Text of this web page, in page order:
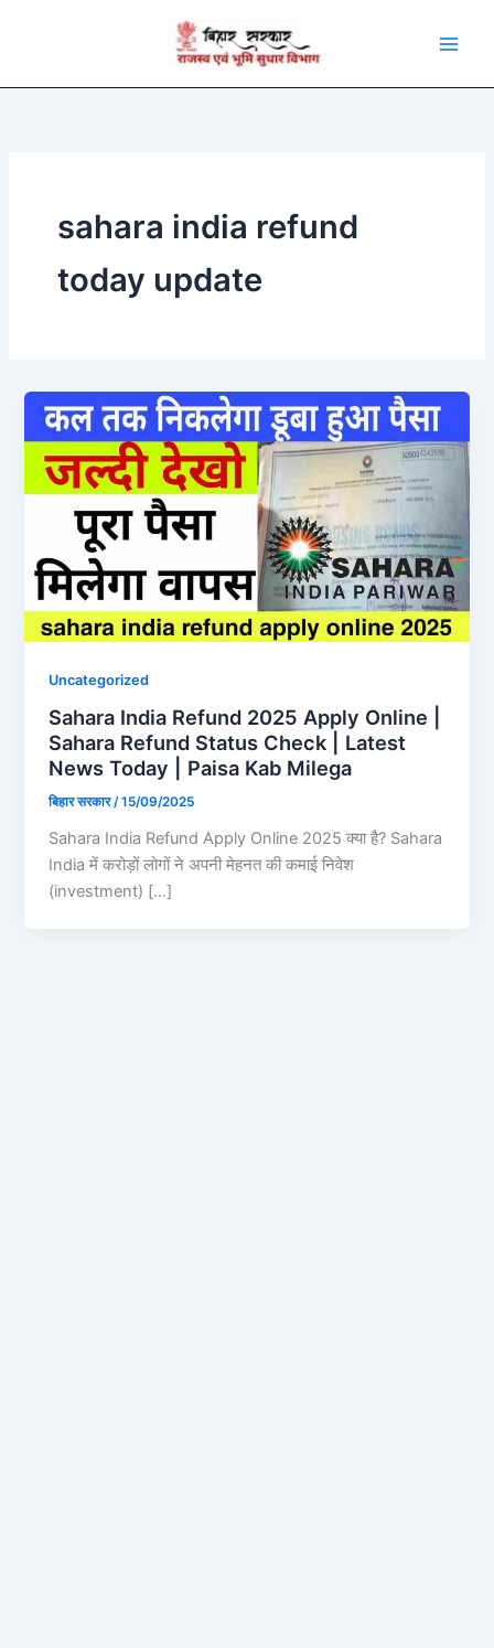
sahara india refund
today update
Uncategorized
Sahara India Refund 2025 Apply Online |
Sahara Refund Status Check | Latest
News Today | Paisa Kab Milega
बिहार सरकार/15/09/2025
Sahara India Refund Apply Online 2025 क्या है? Sahara
India में करोड़ों लोगों ने अपनी मेहनत की कमाई निवेश
(investment) […]